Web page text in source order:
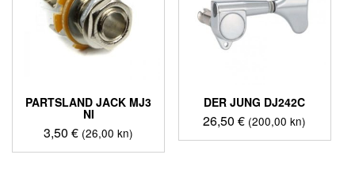
PARTSLAND JACK MJ3
NI
3,50€ (26,00 kn)
DER JUNG DJ242C
26,50€ (200,00 kn)